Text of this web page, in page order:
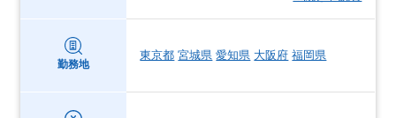
勤務地
東京都 宮城県 愛知県 大阪府 福岡県